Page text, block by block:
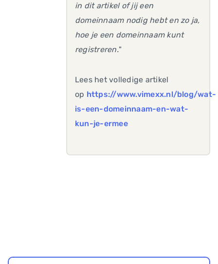
in dit artikel of jij een
domeinnaam nodig hebt en zo ja,
hoe je een domeinnaam kunt
registreren."
Lees het volledige artikel
op https://www.vimexx.nl/blog/wat-
is-een-domeinnaam-en-wat-
kun-je-ermee